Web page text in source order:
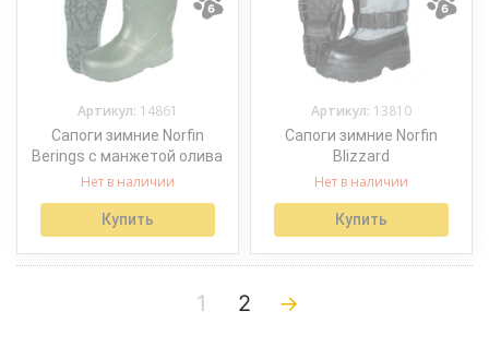
Артикул: 14861
Сапоги зимние Norfin
Berings с манжетой олива
Нет в наличии
Купить
Артикул: 13810
Сапоги зимние Norfin
Blizzard
Нет в наличии
Купить
1 2 →